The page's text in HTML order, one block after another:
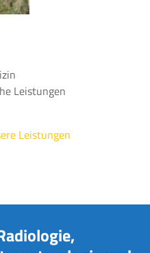
Leistungen
Leistungen